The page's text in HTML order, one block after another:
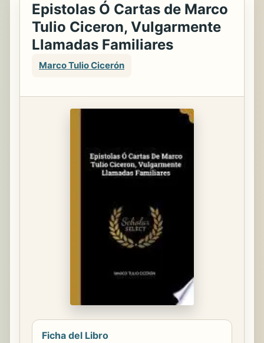
Epistolas Ó Cartas de Marco
Tulio Ciceron, Vulgarmente
Llamadas Familiares
Marco Tulio Cicerón
Ficha del Libro